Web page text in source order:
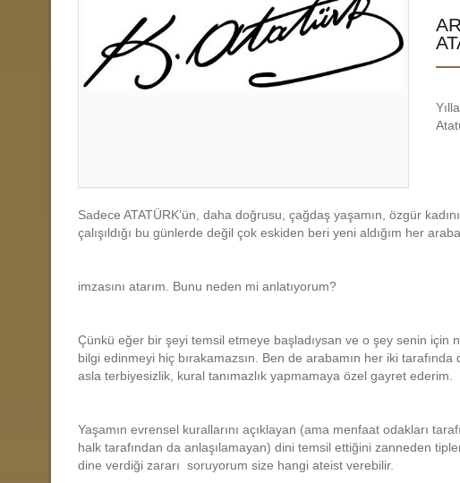
Sadece ATATÜRK’ün, daha doğrusu, çağdaş yaşamın, özgür
çalışıldığı bu günlerde değil çok eskiden beri yeni aldığım her
imzasını atarım. Bunu neden mi anlatıyorum?
Çünkü eğer bir şeyi temsil etmeye başladıysan ve o şey senin
bilgi edinmeyi hiç bırakamazsın. Ben de arabamın her iki
asla terbiyesizlik, kural tanımazlık yapmamaya özel gayret ederim.
Yaşamın evrensel kurallarını açıklayan (ama menfaat odakları
halk tarafından da anlaşılamayan) dini temsil ettiğini zanneden
dine verdiği zararı soruyorum size hangi ateist verebilir.